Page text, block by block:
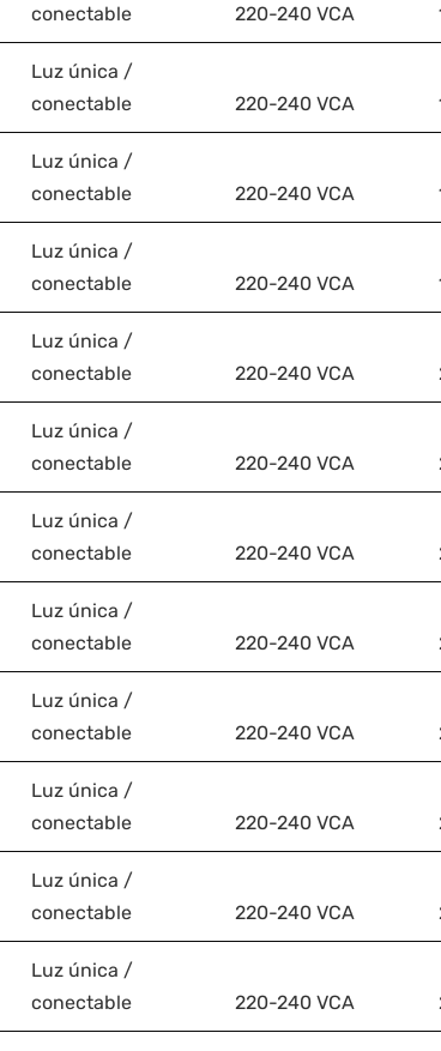
conectable
220-240 VCA
Luz única /
conectable
220-240 VCA
Luz única /
conectable
220-240 VCA
Luz única /
conectable
220-240 VCA
Luz única /
conectable
220-240 VCA
Luz única /
conectable
220-240 VCA
Luz única /
conectable
220-240 VCA
Luz única /
conectable
220-240 VCA
Luz única /
conectable
220-240 VCA
Luz única /
conectable
220-240 VCA
Luz única /
conectable
220-240 VCA
Luz única /
conectable
220-240 VCA